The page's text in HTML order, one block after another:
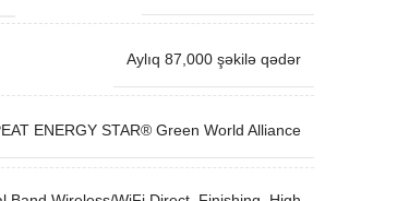
Aylıq 87,000 şəkilə qədər
ENERGY STAR® Green World Alliance